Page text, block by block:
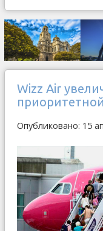
Wizz Air
Опубликовано: 15